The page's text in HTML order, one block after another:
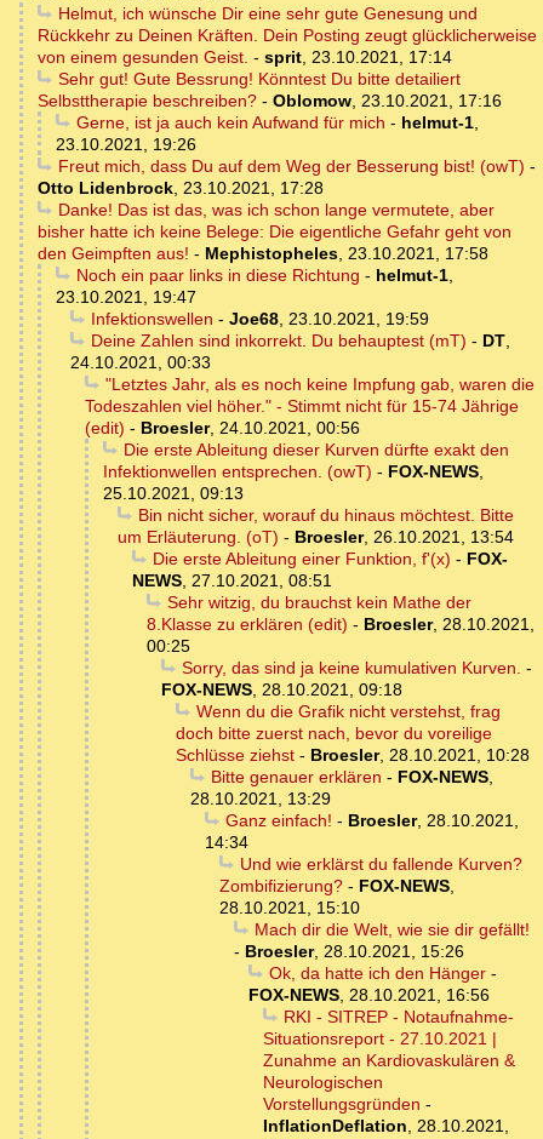
Helmut, ich wünsche Dir eine sehr gute Genesung und
Rückkehr zu Deinen Kräften. Dein Posting zeugt glücklicherweise
von einem gesunden Geist. - sprit 23.10.2021, 17:14
Sehr gut! Gute Bessrung! Könntest Du bitte detailiert
Selbsttherapie beschreiben? - Oblomow 23.10.2021, 17:16
Gerne, ist ja auch kein Aufwand für mich - helmut-1,
23.10.2021, 19:26
Freut mich, dass Du auf dem Weg der Besserung bist! (owT) -
Otto Lidenbrock 23.10.2021, 17:28
Danke! Das ist das, was ich schon lange vermutete, aber
bisher hatte ich keine Belege: Die eigentliche Gefahr geht von
den Geimpften aus! - Mephistopheles 23.10.2021, 17:58
Noch ein paar links in diese Richtung - helmut-1,
23.10.2021, 19:47
Infektionswellen - Joe68, 23.10.2021, 19:59
Deine Zahlen sind inkorrekt. Du behauptest (mT) - DT,
24.10.2021, 00:33
"Letztes Jahr, als es noch keine Impfung gab, waren die
Todeszahlen viel höher." - Stimmt nicht für 15-74 Jährige
(edit) - Broesler, 24.10.2021, 00:56
Die erste Ableitung dieser Kurven dürfte exakt den
Infektionwellen entsprechen. (owT) - FOX-NEWS
25.10.2021, 09:13
Bin nicht sicher, worauf du hinaus möchtest. Bitte
um Erläuterung. (oT) - Broesler, 26.10.2021, 13:54
Die erste Ableitung einer Funktion, f'(x) - FOX-
NEWS 27.10.2021, 08:51
Sehr witzig, du brauchst kein Mathe der
8.Klasse zu erklären (edit) - Broesler, 28.10.2021,
00:25
Sorry, das sind ja keine kumulativen Kurven. -
FOX-NEWS 28.10.2021, 09:18
Wenn du die Grafik nicht verstehst, frag
doch bitte zuerst nach, bevor du voreilige
Schlüsse ziehst - Broesler, 28.10.2021, 10:28
Bitte genauer erklären - FOX-NEWS,
28.10.2021, 13:29
Ganz einfach! - Broesler, 28.10.2021,
14:34
Und wie erklärst du fallende Kurven?
Zombifizierung? - FOX-NEWS
28.10.2021, 15:10
Mach dir die Welt, wie sie dir gefällt!
- Broesler, 28.10.2021, 15:26
Ok, da hatte ich den Hänger-
FOX-NEWS 28.10.2021, 16:56
RKI - SITREP - Notaufnahme-
Situationsreport - 27.10.2021 |
Zunahme an Kardiovaskulären &
Neurologischen
Vorstellungsgründen -
InflationDeflation
28.10.2021,